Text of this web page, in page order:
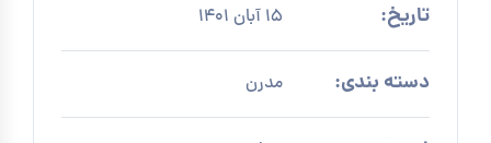
تاریخ: 15 آبان 1401
دسته بندی: مدرن